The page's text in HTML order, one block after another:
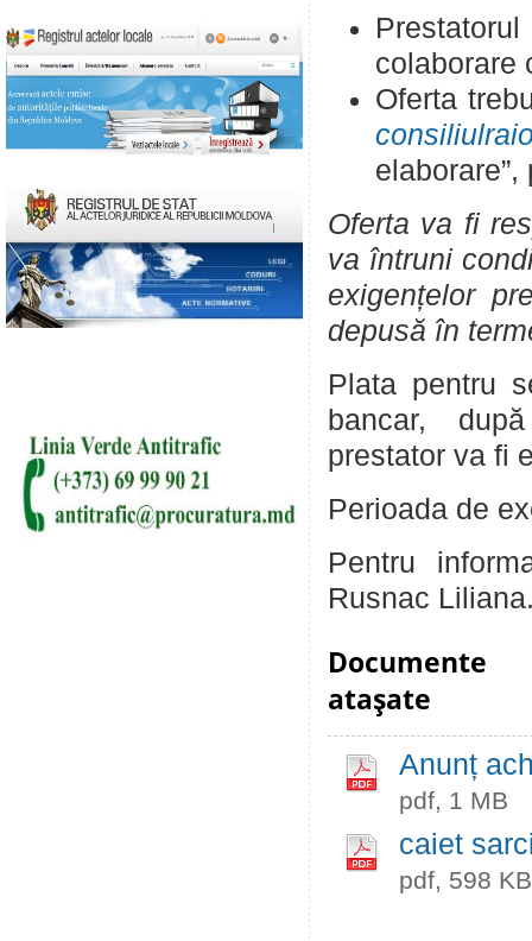
colaborare
Oferta
Oferta va fi
va întruni
exigențelor
depusă în
Plata pentru
bancar,
prestator va fi
Perioada de
Pentru
Rusnac
Documente
ataşate
Anunț
pdf, 1 MB
caiet
pdf, 598 KB